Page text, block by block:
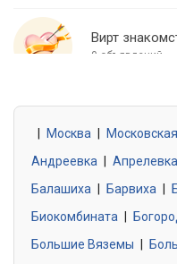
Вирт
0 объявлений
0 объявлений
Знакомства
0 объявлений
Москва
Андреевка
Апрелевка
Балашиха
Барвиха
Биокомбината
Большие Вяземы